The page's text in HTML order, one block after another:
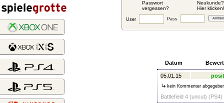
Passwort
vergessen?
Neukunde?
Hier klicken!
User Pass
Datum
05.01.15
kein Kommenter
Battlefield 4 (uncut) (PS4)